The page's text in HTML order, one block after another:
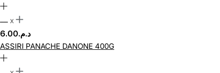
x
د.م.6.00
ASSIRI PANACHE DANONE 400G